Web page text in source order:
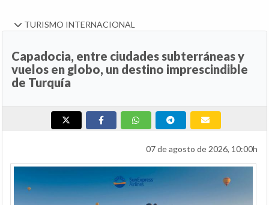
TURISMO INTERNACIONAL
Capadocia, entre ciudades subterráneas y
vuelos en globo, un destino imprescindible
de Turquía
07 de agosto de 2026, 10:00h